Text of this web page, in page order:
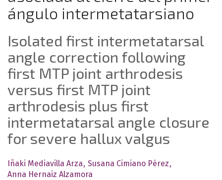
ángulo intermetatarsiano
Isolated first intermetatarsal
angle correction following
first MTP joint arthrodesis
versus first MTP joint
arthrodesis plus first
intermetatarsal angle closure
for severe hallux valgus
Iñaki Mediavilla Arza Susana Cimiano Pérez
Anna Hernaiz Alzamora